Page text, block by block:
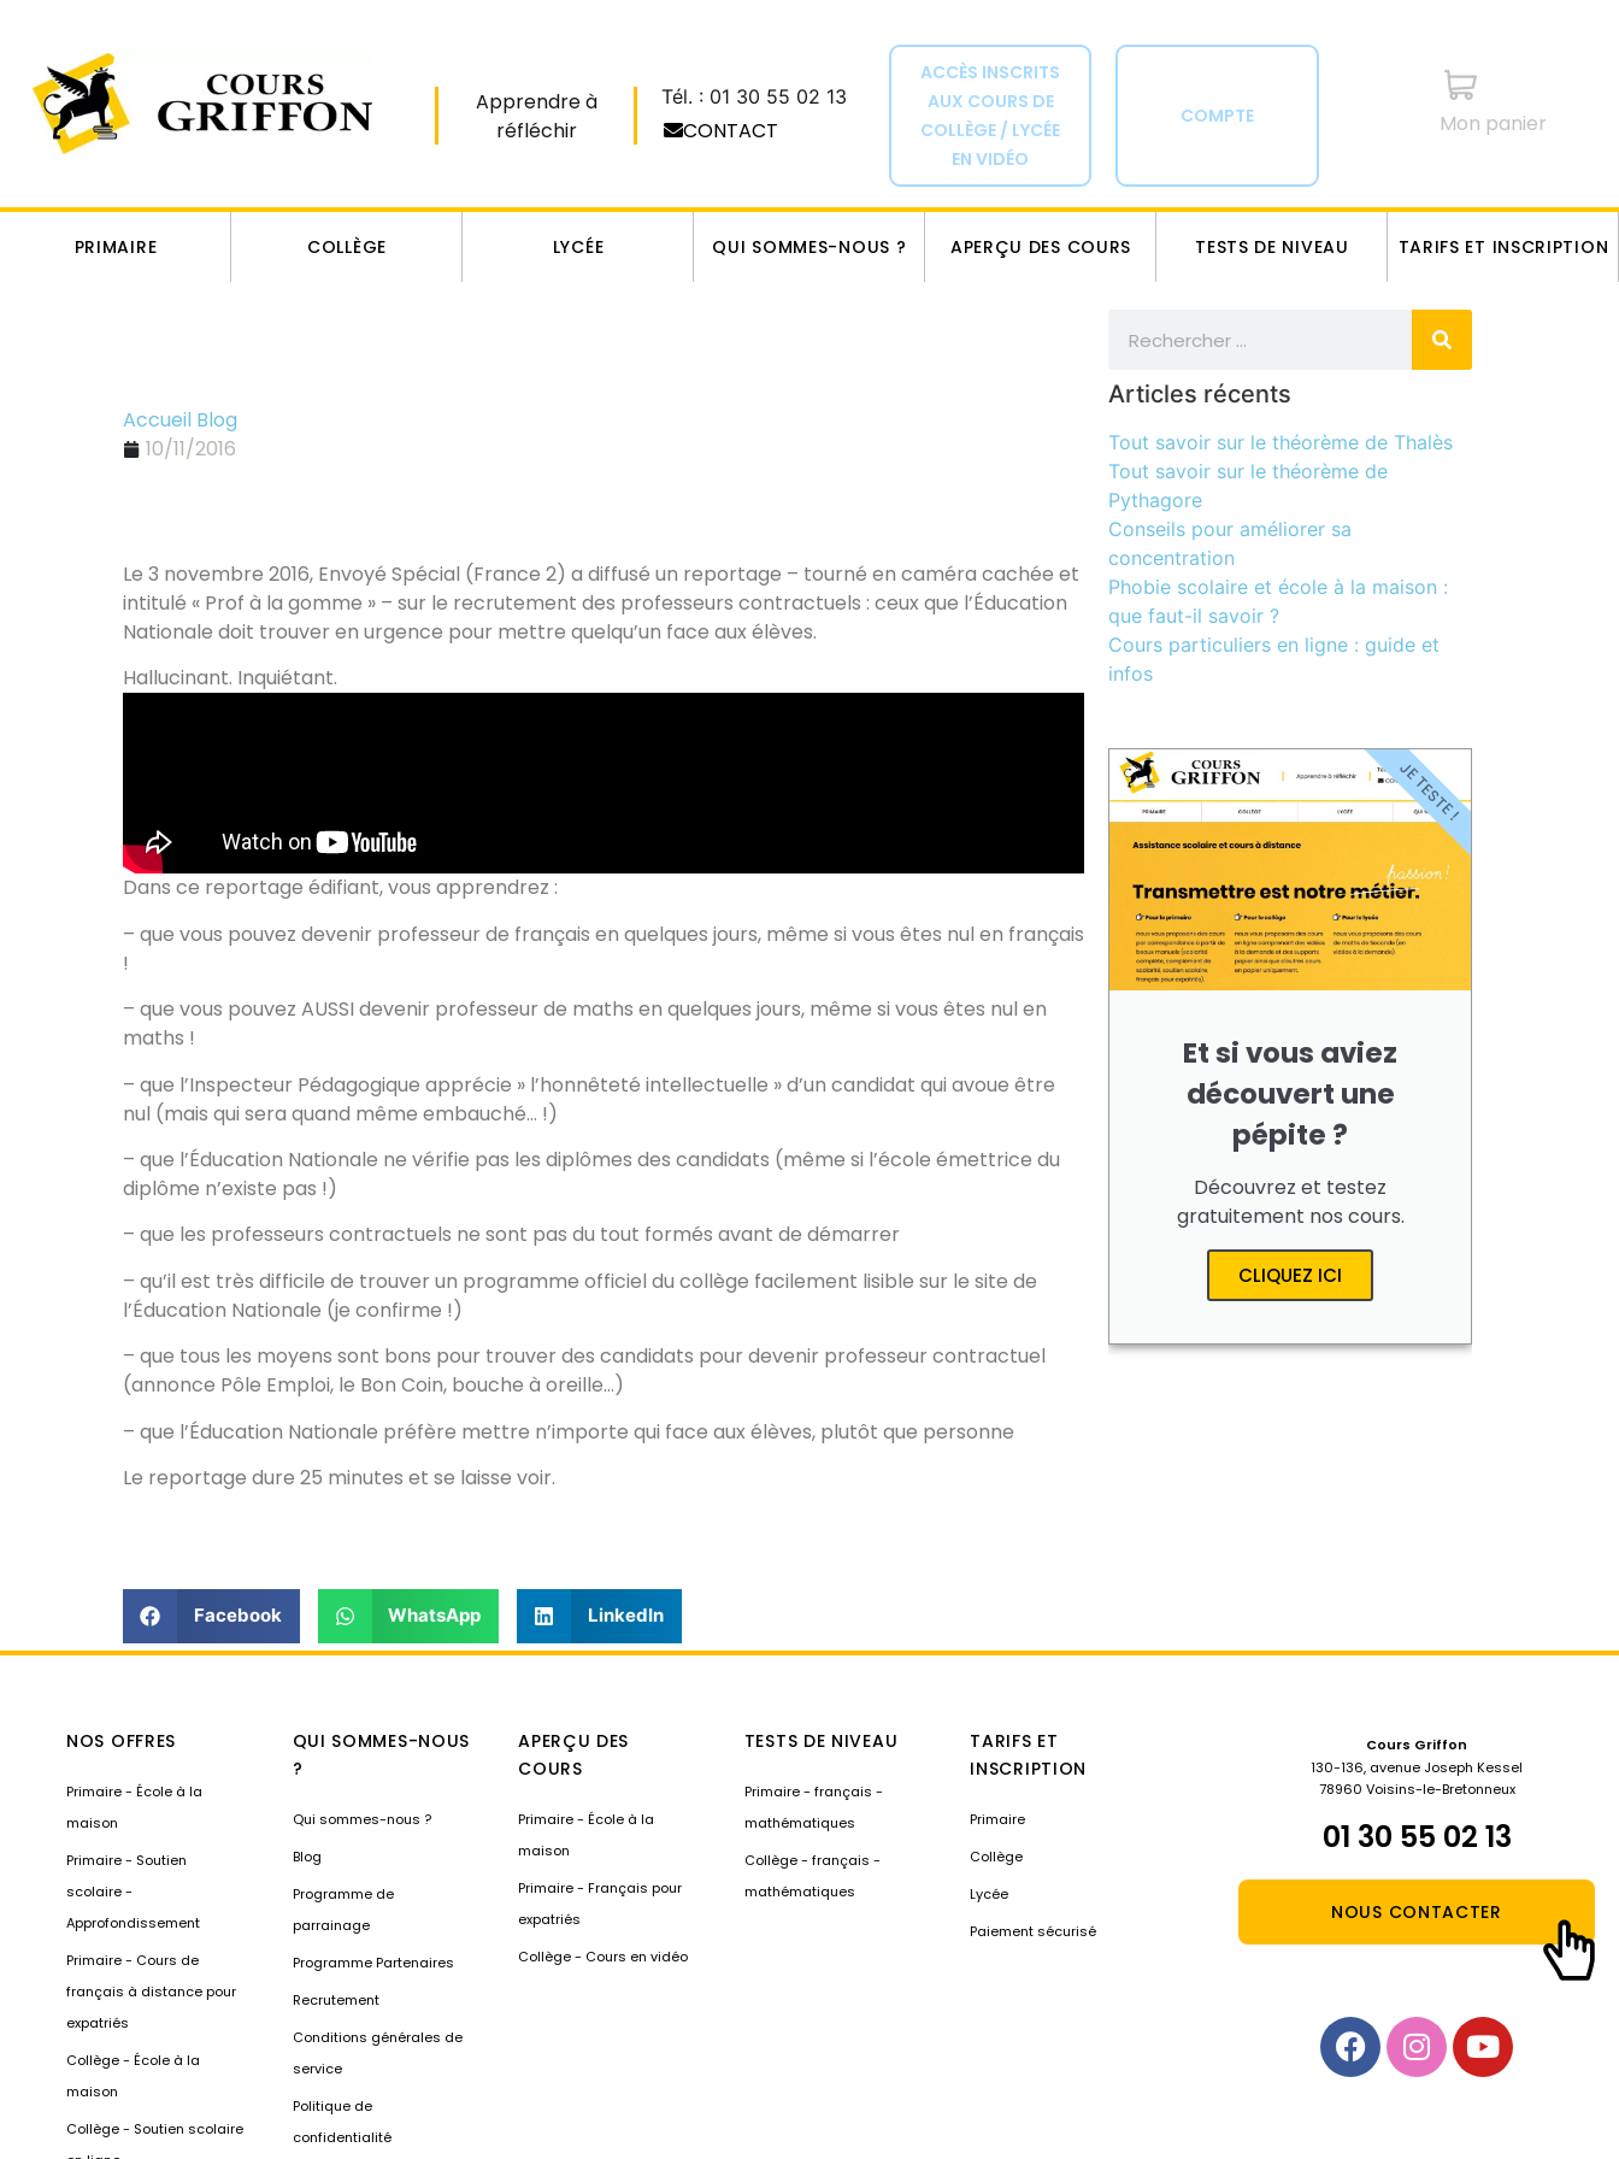
Apprendre à
réfléchir
Tél. : 01 30 55 02 13
CONTACT
ACCÈS INSCRITS
AUX COURS DE
COLLÈGE / LYCÉE
EN VIDÉO
COMPTE Mon panier
PRIMAIRE COLLÈGE LYCÉE QUI SOMMES-NOUS ? APERÇU DES COURS TESTS DE NIVEAU TARIFS ET INSCRIPTION
Accueil Blog
10/11/2016
Le 3 novembre 2016, Envoyé Spécial (France 2) a diffusé un reportage – tourné en caméra cachée et
intitulé « Prof à la gomme » – sur le recrutement des professeurs contractuels : ceux que l’Éducation
Nationale doit trouver en urgence pour mettre quelqu’un face aux élèves.
Hallucinant. Inquiétant.
Dans ce reportage édifiant, vous apprendrez :
– que vous pouvez devenir professeur de français en quelques jours, même si vous êtes nul en français
!
– que vous pouvez AUSSI devenir professeur de maths en quelques jours, même si vous êtes nul en
maths !
– que l’Inspecteur Pédagogique apprécie » l’honnêteté intellectuelle » d’un candidat qui avoue être
nul (mais qui sera quand même embauché… !)
– que l’Éducation Nationale ne vérifie pas les diplômes des candidats (même si l’école émettrice du
diplôme n’existe pas !)
– que les professeurs contractuels ne sont pas du tout formés avant de démarrer
– qu’il est très difficile de trouver un programme officiel du collège facilement lisible sur le site de
l’Éducation Nationale (je confirme !)
– que tous les moyens sont bons pour trouver des candidats pour devenir professeur contractuel
(annonce Pôle Emploi, le Bon Coin, bouche à oreille…)
– que l’Éducation Nationale préfère mettre n’importe qui face aux élèves, plutôt que personne
Le reportage dure 25 minutes et se laisse voir.
Articles récents
Tout savoir sur le théorème de Thalès
Tout savoir sur le théorème de
Pythagore
Conseils pour améliorer sa
concentration
Phobie scolaire et école à la maison :
que faut-il savoir ?
Cours particuliers en ligne : guide et
infos
Et si vous aviez
découvert une
pépite ?
Découvrez et testez
gratuitement nos cours.
CLIQUEZ ICI
JE TESTE !
Facebook WhatsApp LinkedIn
NOS OFFRES
Primaire - École à la
maison
Primaire - Soutien
scolaire -
Approfondissement
Primaire - Cours de
français à distance pour
expatriés
Collège - École à la
maison
Collège - Soutien scolaire
QUI SOMMES-NOUS
?
Qui sommes-nous ?
Blog
Programme de
parrainage
Programme Partenaires
Recrutement
Conditions générales de
service
Politique de
confidentialité
APERÇU DES
COURS
Primaire - École à la
maison
Primaire - Français pour
expatriés
Collège - Cours en vidéo
TESTS DE NIVEAU
Primaire - français -
mathématiques
Collège - français -
mathématiques
TARIFS ET
INSCRIPTION
Primaire
Collège
Lycée
Paiement sécurisé
Cours Griffon
130-136, avenue Joseph Kessel
78960 Voisins-le-Bretonneux
01 30 55 02 13
NOUS CONTACTER